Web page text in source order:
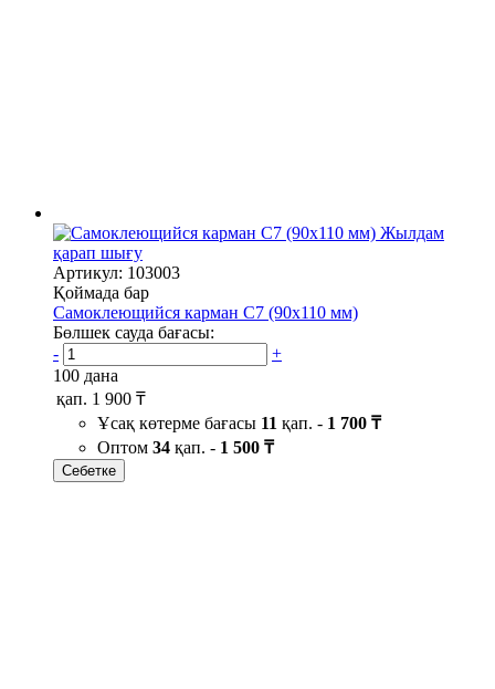
Жылдам
қарап шығу
Артикул: 103003
Қоймада бар
Самоклеющийся карман C7 (90х110 мм)
Бөлшек сауда бағасы:
-
+
100 дана
қап. 1 900 ₸
Ұсақ көтерме бағасы 11 қап. - 1 700 ₸
Оптом 34 қап. - 1 500 ₸
Себетке